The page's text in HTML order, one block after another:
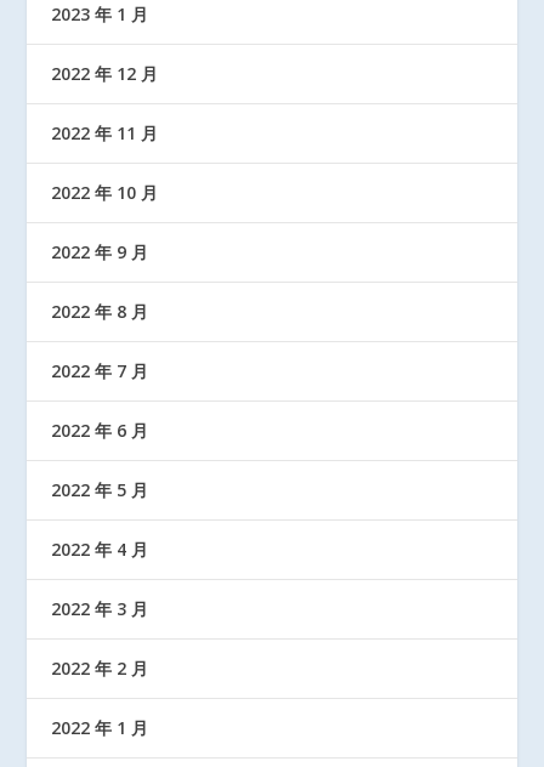
2023 年 1 月
2022 年 12 月
2022 年 11 月
2022 年 10 月
2022 年 9 月
2022 年 8 月
2022 年 7 月
2022 年 6 月
2022 年 5 月
2022 年 4 月
2022 年 3 月
2022 年 2 月
2022 年 1 月